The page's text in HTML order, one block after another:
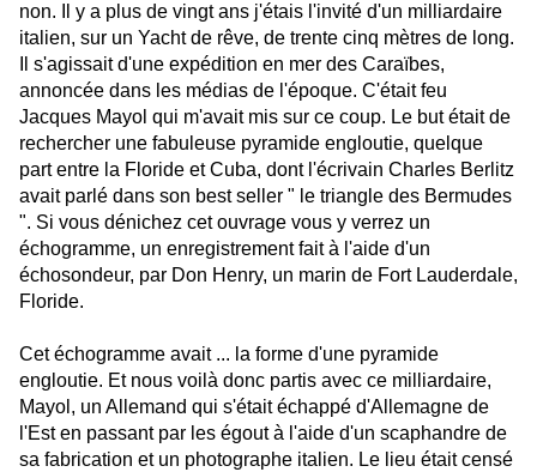
non. Il y a plus de vingt ans j'étais l'invité d'un milliardaire
italien, sur un Yacht de rêve, de trente cinq mètres de long.
Il s'agissait d'une expédition en mer des Caraïbes,
annoncée dans les médias de l'époque. C'était feu
Jacques Mayol qui m'avait mis sur ce coup. Le but était de
rechercher une fabuleuse pyramide engloutie, quelque
part entre la Floride et Cuba, dont l'écrivain Charles Berlitz
avait parlé dans son best seller " le triangle des Bermudes
". Si vous dénichez cet ouvrage vous y verrez un
échogramme, un enregistrement fait à l'aide d'un
échosondeur, par Don Henry, un marin de Fort Lauderdale,
Floride.
Cet échogramme avait ... la forme d'une pyramide
engloutie. Et nous voilà donc partis avec ce milliardaire,
Mayol, un Allemand qui s'était échappé d'Allemagne de
l'Est en passant par les égout à l'aide d'un scaphandre de
sa fabrication et un photographe italien. Le lieu était censé